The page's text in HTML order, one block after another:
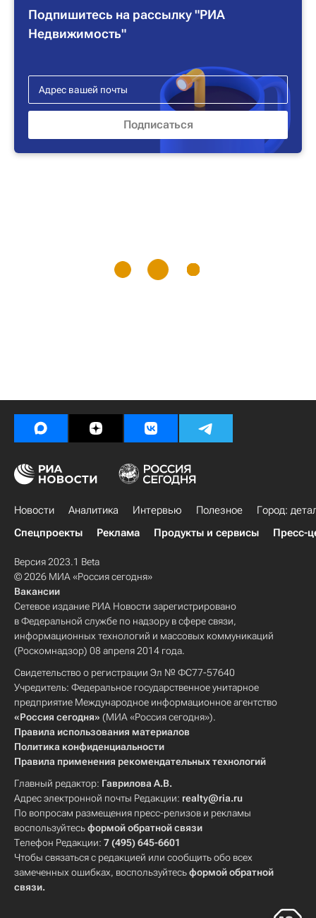
Подпишитесь на рассылку "РИА
Недвижимость"
Новости Аналитика Интервью Полезное
Город:
Спецпроекты
Реклама Продукты и сервисы Пресс-
Версия 2023.1 Beta
© 2026 МИА «Россия сегодня»
Вакансии
Сетевое издание РИА Новости зарегистрировано
в Федеральной службе по надзору в сфере связи,
информационных технологий и массовых коммуникаций
(Роскомнадзор) 08 апреля 2014 года.
Свидетельство о регистрации Эл № ФС77-57640
Учредитель: Федеральное государственное унитарное
предприятие Международное информационное агентство
«Россия сегодня» (МИА «Россия сегодня»).
Правила использования материалов
Политика конфиденциальности
Правила применения рекомендательных технологий
Главный редактор: Гаврилова А.В.
Адрес электронной почты Редакции: realty@ria.ru
По вопросам размещения пресс-релизов и рекламы
воспользуйтесьформой обратной связи
Телефон Редакции: 7 (495) 645-6601
Чтобы связаться с редакцией или сообщить обо всех
замеченных ошибках, воспользуйтесьформой обратной
связи.